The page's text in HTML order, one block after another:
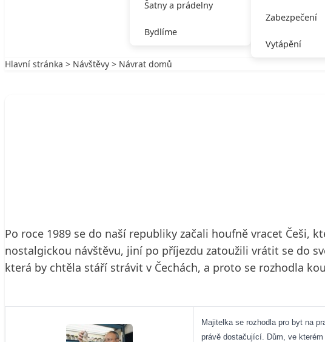
Šatny a prádelny
Bydlíme
Zabezpečení
Vytápění
Hlavní stránka > Návštěvy > Návrat domů
Po roce 1989 se do naší republiky začali houfně vracet
nostalgickou návštěvu, jiní po příjezdu zatoužili vrátit se do
která by chtěla stáří strávit v Čechách, a proto se rozhodla
Majitelka se rozhodla pro byt na
právě dostačující. Dům, ve